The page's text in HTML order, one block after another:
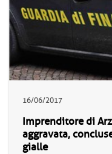
16/06/2017
Imprenditore di
aggravata,
gialle